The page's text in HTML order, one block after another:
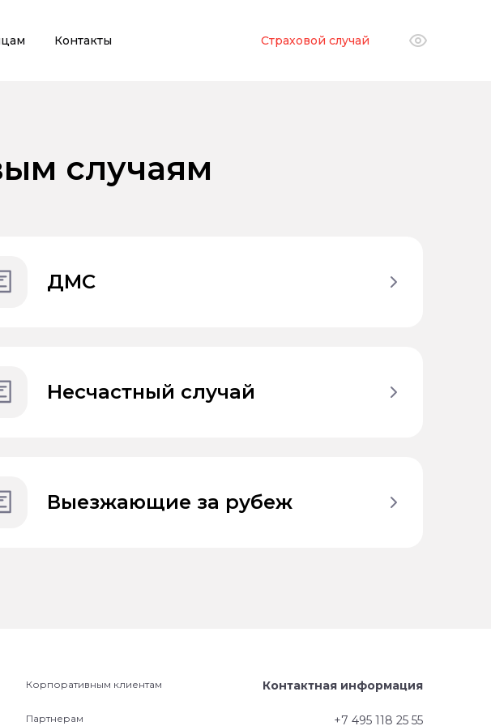
Контакты Страховой случай
случаям
ДМС
Несчастный случай
Выезжающие за рубеж
Корпоративным клиентам
Партнерам
Контактная информация
+7 495 118 25 55